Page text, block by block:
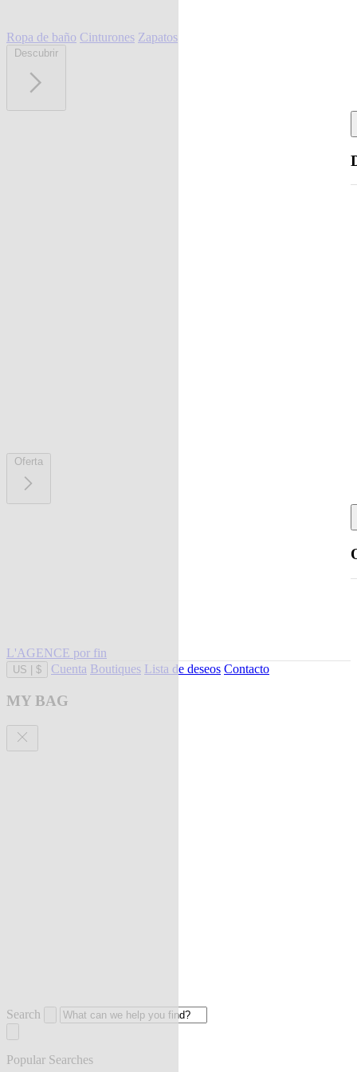
Ropa de baño Cinturones Zapatos
Descubrir
Oferta
L'AGENCE por fin
US $ Cuenta Boutiques Lista de deseos Contacto
MY BAG
Search
Popular Searches